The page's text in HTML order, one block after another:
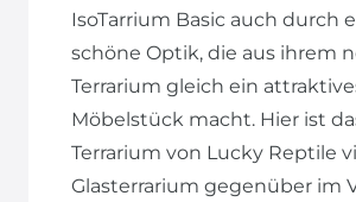
IsoTarrium Basic auch durch
schöne Optik, die aus ihrem
Terrarium gleich ein
Möbelstück macht. Hier ist
Terrarium von Lucky Reptile
Glasterrarium gegenüber im